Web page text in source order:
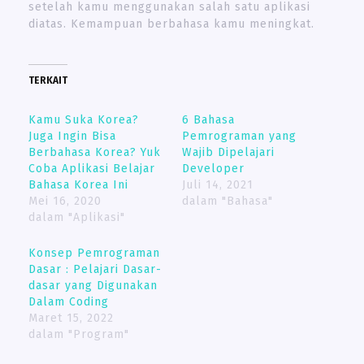
setelah kamu menggunakan salah satu aplikasi
diatas. Kemampuan berbahasa kamu meningkat.
TERKAIT
Kamu Suka Korea?
Juga Ingin Bisa
Berbahasa Korea? Yuk
Coba Aplikasi Belajar
Bahasa Korea Ini
Mei 16, 2020
dalam "Aplikasi"
6 Bahasa
Pemrograman yang
Wajib Dipelajari
Developer
Juli 14, 2021
dalam "Bahasa"
Konsep Pemrograman
Dasar : Pelajari Dasar-
dasar yang Digunakan
Dalam Coding
Maret 15, 2022
dalam "Program"